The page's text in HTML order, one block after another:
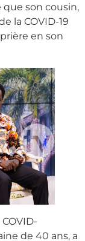
que son cousin,
la COVID-19
en son
de 40 ans, a